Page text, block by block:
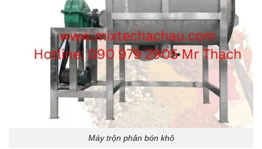
Máy trộn phân bón khô